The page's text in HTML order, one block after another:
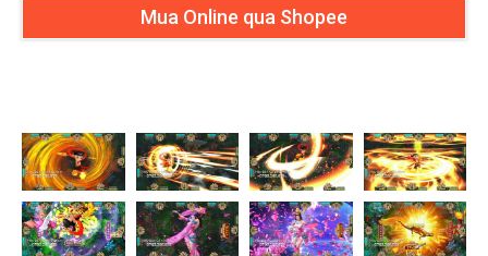
Mua Online qua Shopee